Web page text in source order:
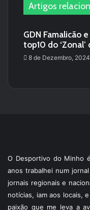
Artigos
GDN Famalicão
top10 do ‘Zonal’
8 de Dezembro, 2024
O Desportivo do Minho
anos trabalhei num
jornais regionais e
notícias, iam aos locais,
paixão que me leva a